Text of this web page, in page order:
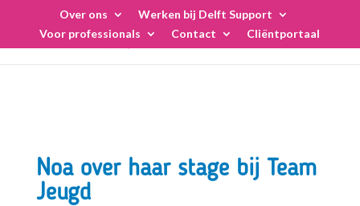
content
Over ons
Werken bij Delft Support
Voor professionals
Contact Cliëntportaal
Noa over haar stage bij Team
Jeugd